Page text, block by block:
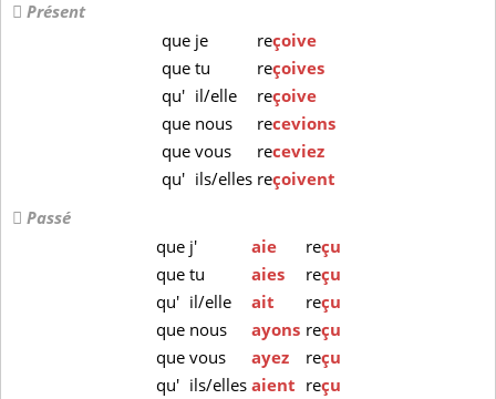
Présent
que je reçoive
que tu reçoives
qu' il/elle reçoive
que nous recevions
que vous receviez
qu' ils/elles reçoivent
Passé
que j' aie reçu
que tu aies reçu
qu' il/elle ait reçu
que nous ayons reçu
que vous ayez reçu
qu' ils/elles aient reçu